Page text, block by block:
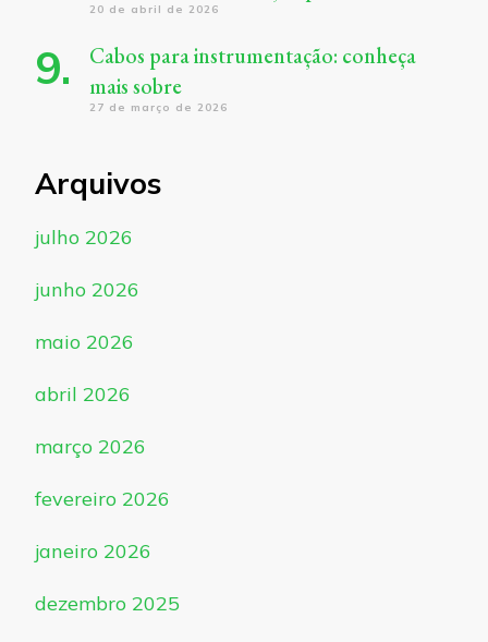
20 de abril de 2026
Cabos para instrumentação: conheça
mais sobre
27 de março de 2026
Arquivos
julho 2026
junho 2026
maio 2026
abril 2026
março 2026
fevereiro 2026
janeiro 2026
dezembro 2025